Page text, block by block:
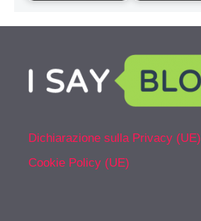
Dichiarazione sulla Privacy (UE)
Cookie Policy (UE)